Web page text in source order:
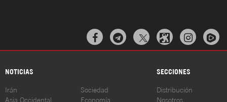
  
NOTICIAS SECCIONES
Irán
Asia Occidental
Sociedad
Economía
Distribución
Nosotros